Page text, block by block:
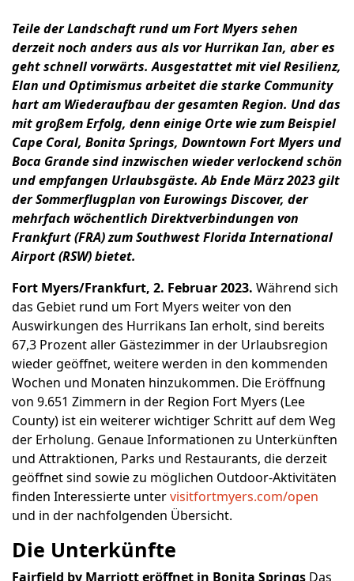
Teile der Landschaft rund um Fort Myers sehen
derzeit noch anders aus als vor Hurrikan Ian, aber es
geht schnell vorwärts. Ausgestattet mit viel Resilienz,
Elan und Optimismus arbeitet die starke Community
hart am Wiederaufbau der gesamten Region. Und das
mit großem Erfolg, denn einige Orte wie zum Beispiel
Cape Coral, Bonita Springs, Downtown Fort Myers und
Boca Grande sind inzwischen wieder verlockend schön
und empfangen Urlaubsgäste. Ab Ende März 2023 gilt
der Sommerflugplan von Eurowings Discover, der
mehrfach wöchentlich Direktverbindungen von
Frankfurt (FRA) zum Southwest Florida International
Airport (RSW) bietet.
Fort Myers/Frankfurt, 2. Februar 2023. Während sich
das Gebiet rund um Fort Myers weiter von den
Auswirkungen des Hurrikans Ian erholt, sind bereits
67,3 Prozent aller Gästezimmer in der Urlaubsregion
wieder geöffnet, weitere werden in den kommenden
Wochen und Monaten hinzukommen. Die Eröffnung
von 9.651 Zimmern in der Region Fort Myers (Lee
County) ist ein weiterer wichtiger Schritt auf dem Weg
der Erholung. Genaue Informationen zu Unterkünften
und Attraktionen, Parks und Restaurants, die derzeit
geöffnet sind sowie zu möglichen Outdoor-Aktivitäten
finden Interessierte untervisitfortmyers.com/open
und in der nachfolgenden Übersicht.
Die Unterkünfte
Fairfield by Marriott eröffnet in Bonita Springs Das